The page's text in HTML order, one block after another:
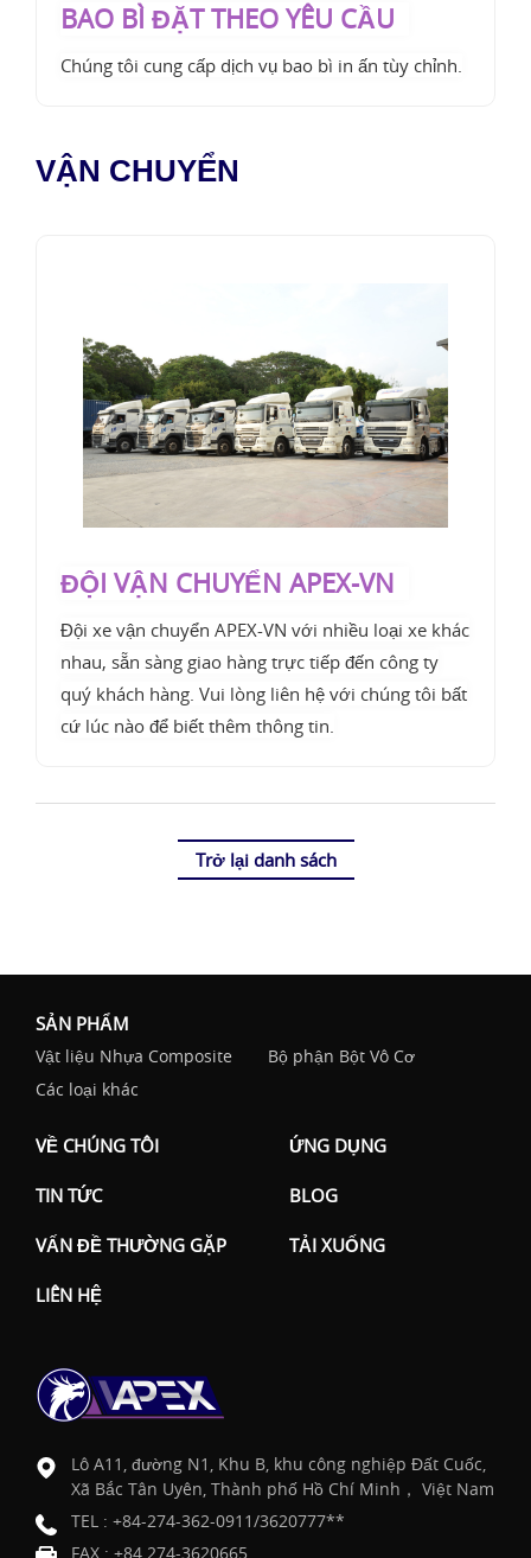
BAO BÌ ĐẶT THEO YÊU CẦU
Chúng tôi cung cấp dịch vụ bao bì in ấn tùy chỉnh.
VẬN CHUYỂN
ĐỘI VẬN CHUYỂN APEX-VN
Đội xe vận chuyển APEX-VN với nhiều loại xe khác
nhau, sẵn sàng giao hàng trực tiếp đến công ty
quý khách hàng. Vui lòng liên hệ với chúng tôi bất
cứ lúc nào để biết thêm thông tin.
Trở lại danh sách
SẢN PHẨM
Vật liệu Nhựa Composite
Bộ phận Bột Vô Cơ
Các loại khác
VỀ CHÚNG TÔI ỨNG DỤNG
TIN TỨC BLOG
VẤN ĐỀ THƯỜNG GẶP TẢI XUỐNG
LIÊN HỆ
Lô A11, đường N1, Khu B, khu công nghiệp Đất Cuốc,
Xã Bắc Tân Uyên, Thành phố Hồ Chí Minh， Việt Nam
TEL : +84-274-362-0911/3620777**
FAX : +84 274-3620665